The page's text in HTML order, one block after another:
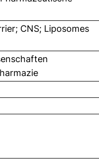
CNS; Liposomes